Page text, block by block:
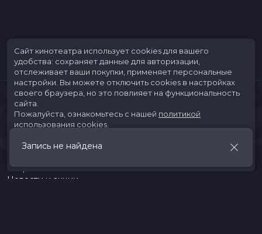
Запись не найдена
Скоро в кино
Новости и акции
Сайт кинотеатра использует cookies для вашего
удобства: сохраняет данные для авторизации,
отслеживает ваши покупки, применяет персональные
настройки. Вы можете отключить cookies в настройках
своего браузера, но это повлияет на функциональность
сайта.
Пожалуйста, ознакомьтесь с нашей политикой
использования cookies